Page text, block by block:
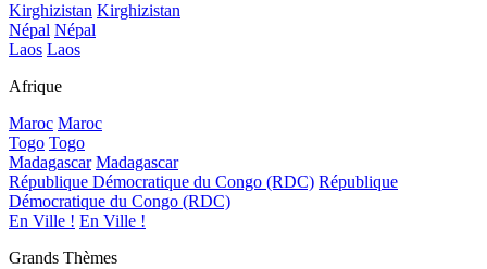
Kirghizistan Kirghizistan
Népal Népal
Laos Laos
Afrique
Maroc Maroc
Togo Togo
Madagascar Madagascar
République Démocratique du Congo (RDC) République
Démocratique du Congo (RDC)
En Ville ! En Ville !
Grands Thèmes